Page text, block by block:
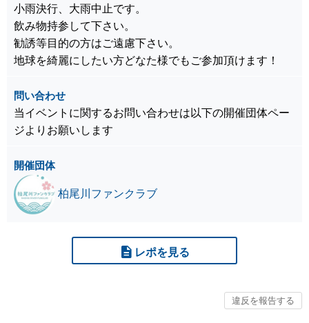
小雨決行、大雨中止です。
飲み物持参して下さい。
勧誘等目的の方はご遠慮下さい。
地球を綺麗にしたい方どなた様でもご参加頂けます！
問い合わせ
当イベントに関するお問い合わせは以下の開催団体ペー
ジよりお願いします
開催団体
柏尾川ファンクラブ
レポを見る